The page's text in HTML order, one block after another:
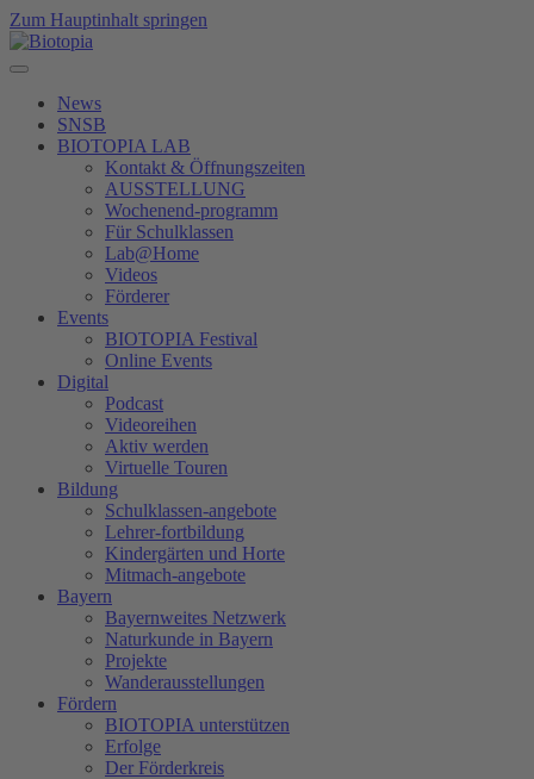
Zum Hauptinhalt springen
News
SNSB
BIOTOPIA LAB
Kontakt & Öffnungszeiten
AUSSTELLUNG
Wochenend-programm
Für Schulklassen
Lab@Home
Videos
Förderer
Events
BIOTOPIA Festival
Online Events
Digital
Podcast
Videoreihen
Aktiv werden
Virtuelle Touren
Bildung
Schulklassen-angebote
Lehrer-fortbildung
Kindergärten und Horte
Mitmach-angebote
Bayern
Bayernweites Netzwerk
Naturkunde in Bayern
Projekte
Wanderausstellungen
Fördern
BIOTOPIA unterstützen
Erfolge
Der Förderkreis